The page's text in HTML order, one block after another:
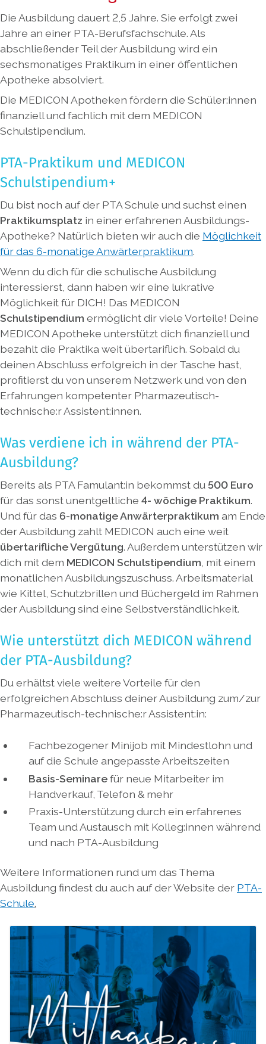
Die Ausbildung dauert 2,5 Jahre. Sie erfolgt zwei
Jahre an einer PTA-Berufsfachschule. Als
abschließender Teil der Ausbildung wird ein
sechsmonatiges Praktikum in einer öffentlichen
Apotheke absolviert.
Die MEDICON Apotheken fördern die Schüler:innen
finanziell und fachlich mit dem MEDICON
Schulstipendium.
PTA-Praktikum und MEDICON
Schulstipendium+
Du bist noch auf der PTA Schule und suchst einen
Praktikumsplatz in einer erfahrenen Ausbildungs-
Apotheke? Natürlich bieten wir auch die Möglichkeit
für das 6-monatige Anwärterpraktikum.
Wenn du dich für die schulische Ausbildung
interessierst, dann haben wir eine lukrative
Möglichkeit für DICH! Das MEDICON
Schulstipendium ermöglicht dir viele Vorteile! Deine
MEDICON Apotheke unterstützt dich finanziell und
bezahlt die Praktika weit übertariflich. Sobald du
deinen Abschluss erfolgreich in der Tasche hast,
profitierst du von unserem Netzwerk und von den
Erfahrungen kompetenter Pharmazeutisch-
technische:r Assistent:innen.
Was verdiene ich in während der PTA-
Ausbildung?
Bereits als PTA Famulant:in bekommst du 500 Euro
für das sonst unentgeltliche 4- wöchige Praktikum.
Und für das 6-monatige Anwärterpraktikum am Ende
der Ausbildung zahlt MEDICON auch eine weit
übertarifliche Vergütung. Außerdem unterstützen wir
dich mit dem MEDICON Schulstipendium , mit einem
monatlichen Ausbildungszuschuss. Arbeitsmaterial
wie Kittel, Schutzbrillen und Büchergeld im Rahmen
der Ausbildung sind eine Selbstverständlichkeit.
Wie unterstützt dich MEDICON während
der PTA-Ausbildung?
Du erhältst viele weitere Vorteile für den
erfolgreichen Abschluss deiner Ausbildung zum/zur
Pharmazeutisch-technische:r Assistent:in:
Fachbezogener Minijob mit Mindestlohn und
auf die Schule angepasste Arbeitszeiten
Basis-Seminarefür neue Mitarbeiter im
Handverkauf, Telefon & mehr
Praxis-Unterstützung durch ein erfahrenes
Team und Austausch mit Kolleg:innen während
und nach PTA-Ausbildung
Weitere Informationen rund um das Thema
Ausbildung findest du auch auf der Website der PTA-
Schule.